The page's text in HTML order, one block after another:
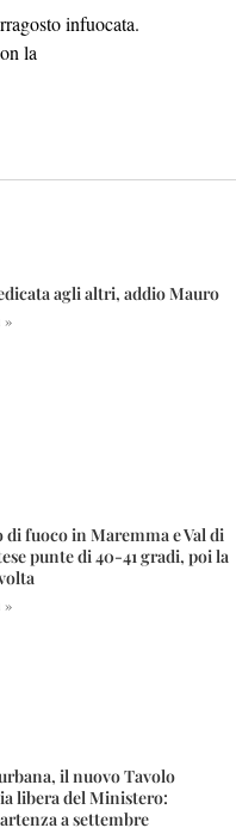
infuocata.
la
agli altri, addio Mauro
»
di fuoco in Maremma e Val di
punte di 40-41 gradi, poi la
»
il nuovo Tavolo
libera del Ministero:
a settembre